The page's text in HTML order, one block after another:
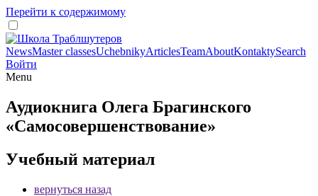
Перейти к содержимому
NewsMaster classesUchebnikyArticlesTeamAboutKontaktySearch
Войти
Menu
Аудиокнига Олега Брагинского
«Самосовершенствование»
Учебный материал
вернуться назад